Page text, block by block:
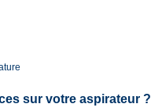
sur votre aspirateur ?